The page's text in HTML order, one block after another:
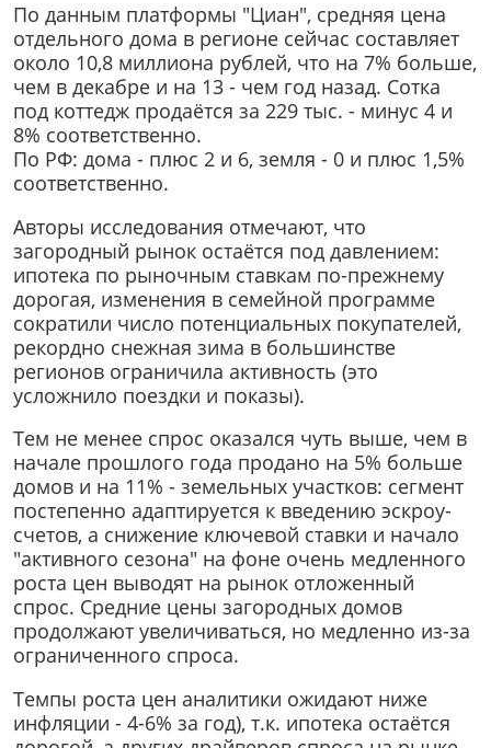
По данным платформы "Циан", средняя цена
отдельного дома в регионе сейчас составляет
около 10,8 миллиона рублей, что на 7% больше,
чем в декабре и на 13 - чем год назад. Сотка
под коттедж продаётся за 229 тыс. - минус 4 и
8% соответственно.
По РФ: дома - плюс 2 и 6, земля - 0 и плюс 1,5%
соответственно.
Авторы исследования отмечают, что
загородный рынок остаётся под давлением:
ипотека по рыночным ставкам по-прежнему
дорогая, изменения в семейной программе
сократили число потенциальных покупателей,
рекордно снежная зима в большинстве
регионов ограничила активность (это
усложнило поездки и показы).
Тем не менее спрос оказался чуть выше, чем в
начале прошлого года продано на 5% больше
домов и на 11% - земельных участков: сегмент
постепенно адаптируется к введению эскроу-
счетов, а снижение ключевой ставки и начало
"активного сезона" на фоне очень медленного
роста цен выводят на рынок отложенный
спрос. Средние цены загородных домов
продолжают увеличиваться, но медленно из-за
ограниченного спроса.
Темпы роста цен аналитики ожидают ниже
инфляции - 4-6% за год), т.к. ипотека остаётся